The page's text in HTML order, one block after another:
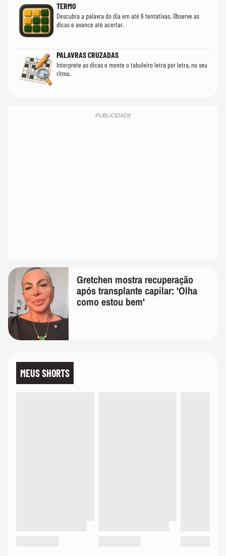
TERMO
Descubra a palavra do dia em até 6 tentativas. Observe as
dicas e avance até acertar.
PALAVRAS CRUZADAS
Interprete as dicas e monte o tabuleiro letra por letra, no seu
ritmo.
PUBLICIDADE
Gretchen mostra recuperação
após transplante capilar: 'Olha
como estou bem'
MEUS SHORTS